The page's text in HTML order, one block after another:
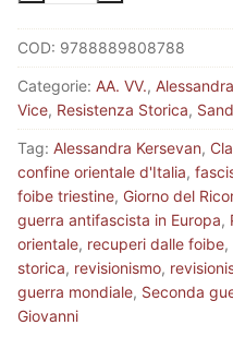
di
Stato
e
amnesie
della
Repubblica
quantità
COD: 9788889808788
Categorie: AA. VV.,
Vice, Resistenza Storica,
Tag: Alessandra Kersevan,
confine orientale d'Italia,
foibe triestine, Giorno del
guerra antifascista in Europa,
orientale, recuperi dalle foibe,
storica, revisionismo,
guerra mondiale, Seconda
Giovanni